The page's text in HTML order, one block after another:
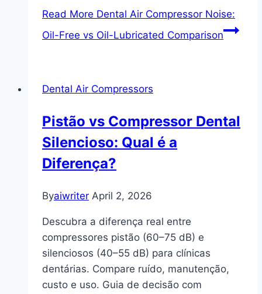
Read More Dental Air Compressor Noise:
Oil-Free vs Oil-Lubricated Comparison
Dental Air Compressors
Pistão vs Compressor Dental
Silencioso: Qual é a
Diferença?
Byaiwriter April 2, 2026
Descubra a diferença real entre
compressores pistão (60–75 dB) e
silenciosos (40–55 dB) para clínicas
dentárias. Compare ruído, manutenção,
custo e uso. Guia de decisão com